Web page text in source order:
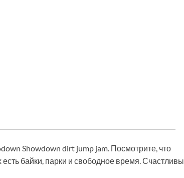
Showdown dirt jump jam. Посмотрите, что
байки, парки и свободное время. Счастливы